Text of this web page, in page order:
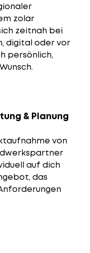
zolar
zeitnah bei
digital oder vor
persönlich,
& Planung
von
auf dich
das